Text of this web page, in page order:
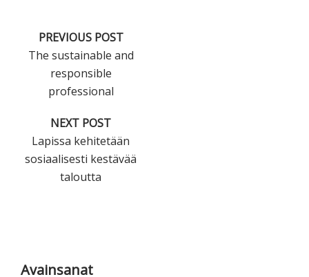
PREVIOUS POST
The sustainable and
responsible
professional
NEXT POST
Lapissa kehitetään
sosiaalisesti kestävää
taloutta
Avainsanat